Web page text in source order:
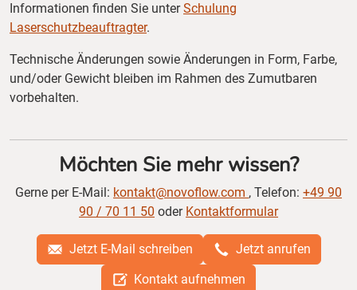
Informationen finden Sie unterSchulung
Laserschutzbeauftragter.
Technische Änderungen sowie Änderungen in Form, Farbe,
und/oder Gewicht bleiben im Rahmen des Zumutbaren
vorbehalten.
Möchten Sie mehr wissen?
Gerne per E-Mail: kontakt@novoflow.com , Telefon: +49 90
90 / 70 11 50 oder Kontaktformular
Jetzt E-Mail schreiben
Jetzt anrufen
Kontakt aufnehmen